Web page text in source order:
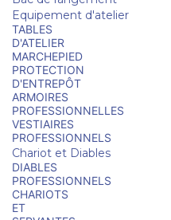
Equipement d'atelier
TABLES
D'ATELIER
MARCHEPIED
PROTECTION
D'ENTREPÔT
ARMOIRES
PROFESSIONNELLES
VESTIAIRES
PROFESSIONNELS
Chariot et Diables
DIABLES
PROFESSIONNELS
CHARIOTS
ET